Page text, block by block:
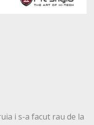
i s-a facut rau de la